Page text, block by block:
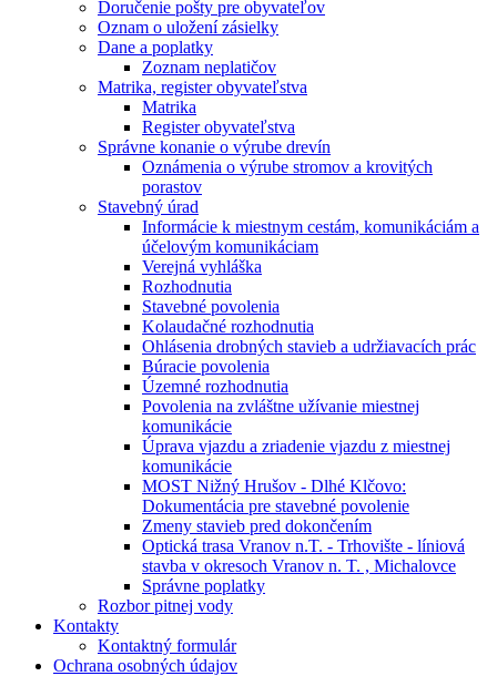
Doručenie pošty pre obyvateľov
Oznam o uložení zásielky
Dane a poplatky
Zoznam neplatičov
Matrika, register obyvateľstva
Matrika
Register obyvateľstva
Správne konanie o výrube drevín
Oznámenia o výrube stromov a krovitých
porastov
Stavebný úrad
Informácie k miestnym cestám, komunikáciám a
účelovým komunikáciam
Verejná vyhláška
Rozhodnutia
Stavebné povolenia
Kolaudačné rozhodnutia
Ohlásenia drobných stavieb a udržiavacích prác
Búracie povolenia
Územné rozhodnutia
Povolenia na zvláštne užívanie miestnej
komunikácie
Úprava vjazdu a zriadenie vjazdu z miestnej
komunikácie
MOST Nižný Hrušov - Dlhé Klčovo:
Dokumentácia pre stavebné povolenie
Zmeny stavieb pred dokončením
Optická trasa Vranov n.T. - Trhovište - líniová
stavba v okresoch Vranov n. T. , Michalovce
Správne poplatky
Rozbor pitnej vody
Kontakty
Kontaktný formulár
Ochrana osobných údajov